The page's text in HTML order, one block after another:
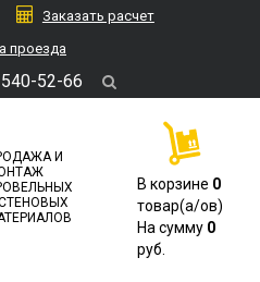
Заказать расчет
проезда
52-66
И
В корзине 0
товар(a/ов)
На сумму 0
руб.